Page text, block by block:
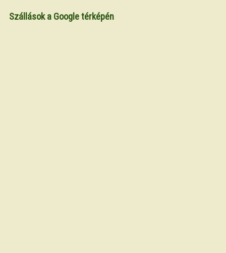
Szállások a Google térképén